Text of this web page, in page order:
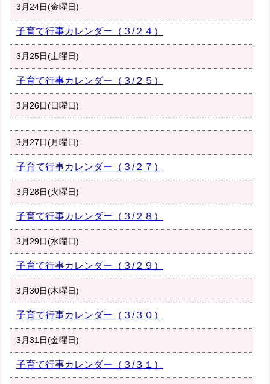
3月24日(金曜日)
子育て行事カレンダー（３/２４）
3月25日(土曜日)
子育て行事カレンダー（３/２５）
3月26日(日曜日)
3月27日(月曜日)
子育て行事カレンダー（３/２７）
3月28日(火曜日)
子育て行事カレンダー（３/２８）
3月29日(水曜日)
子育て行事カレンダー（３/２９）
3月30日(木曜日)
子育て行事カレンダー（３/３０）
3月31日(金曜日)
子育て行事カレンダー（３/３１）